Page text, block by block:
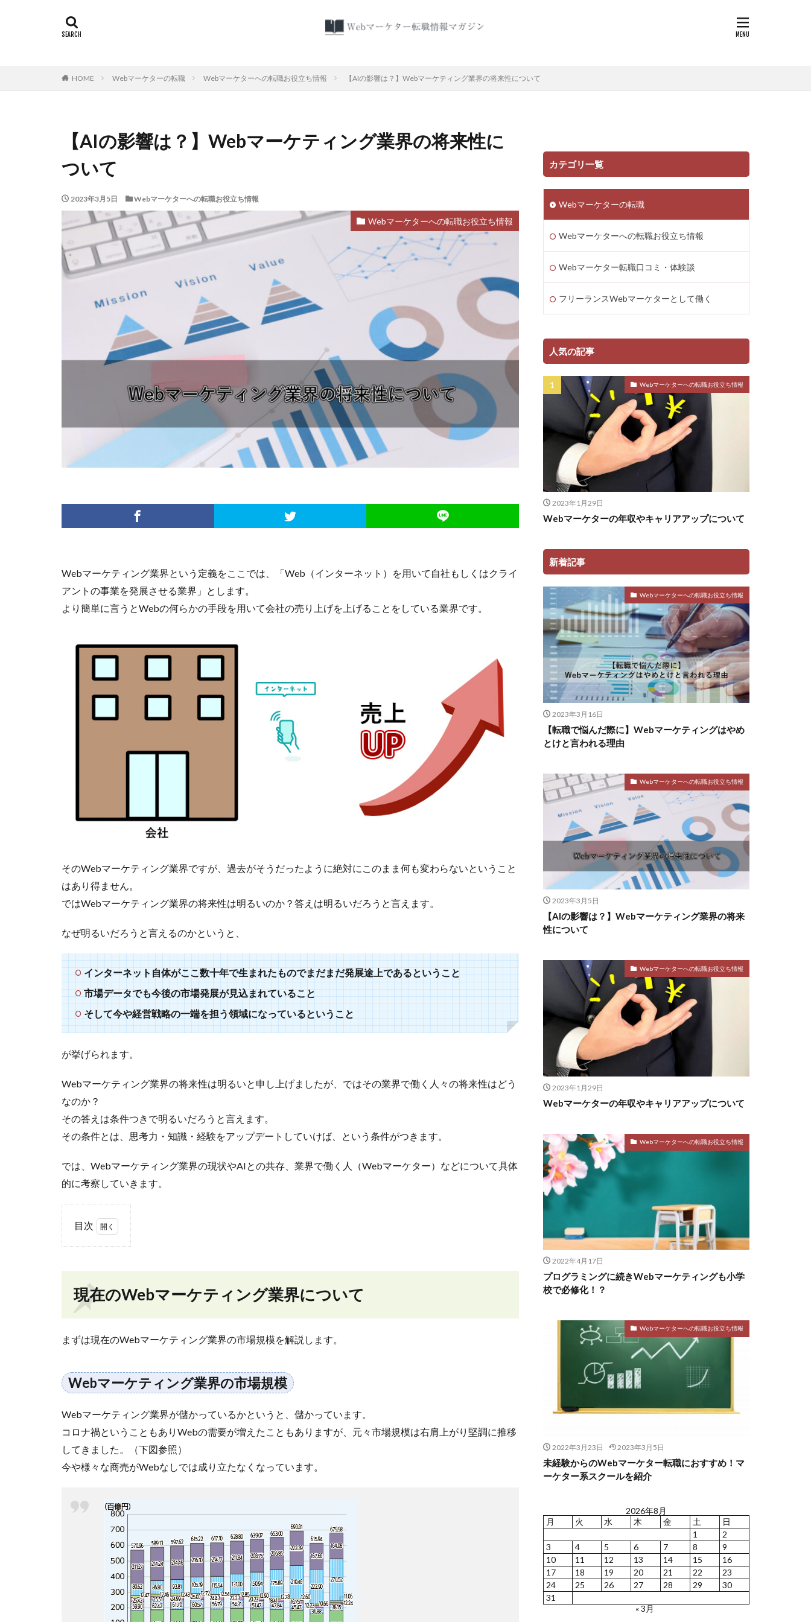
HOME Webマーケターの転職 Webマーケターへの転職お役立ち情報 【AIの影響は？】Webマーケティング業界の将来性について
【AIの影響は？】Webマーケティング業界の将来性に
ついて
2023年3月5日 Webマーケターへの転職お役立ち情報
Webマーケターへの転職お役立ち情報
Webマーケティング業界という定義をここでは、「Web（インターネット）を用いて自社もしくはクライ
アントの事業を発展させる業界」とします。
より簡単に言うとWebの何らかの手段を用いて会社の売り上げを上げることをしている業界です。
そのWebマーケティング業界ですが、過去がそうだったように絶対にこのまま何も変わらないということ
はあり得ません。
ではWebマーケティング業界の将来性は明るいのか？答えは明るいだろうと言えます。
なぜ明るいだろうと言えるのかというと、
インターネット自体がここ数十年で生まれたものでまだまだ発展途上であるということ
市場データでも今後の市場発展が見込まれていること
そして今や経営戦略の一端を担う領域になっているということ
が挙げられます。
Webマーケティング業界の将来性は明るいと申し上げましたが、ではその業界で働く人々の将来性はどう
なのか？
その答えは条件つきで明るいだろうと言えます。
その条件とは、思考力・知識・経験をアップデートしていけば、という条件がつきます。
では、Webマーケティング業界の現状やAIとの共存、業界で働く人（Webマーケター）などについて具体
的に考察していきます。
目次
の
Web
マー
ケテ
ィン
界に
て
1.1
マー
ケテ
ィン
グ業
界の
現在のWebマーケティング業界について
まずは現在のWebマーケティング業界の市場規模を解説します。
Webマーケティング業界の市場規模
Webマーケティング業界が儲かっているかというと、儲かっています。
コロナ禍ということもありWebの需要が増えたこともありますが、元々市場規模は右肩上がり堅調に推移
してきました。（下図参照）
今や様々な商売がWebなしでは成り立たなくなっています。
カテゴリ一覧
Webマーケターの転職
Webマーケターへの転職お役立ち情報
Webマーケター転職口コミ・体験談
フリーランスWebマーケターとして働く
人気の記事
Webマーケターへの転職お役立ち情報
2023年1月29日
Webマーケターの年収やキャリアアップについて
新着記事
Webマーケターへの転職お役立ち情報
2023年3月16日
【転職で悩んだ際に】Webマーケティングはやめ
とけと言われる理由
Webマーケターへの転職お役立ち情報
2023年3月5日
【AIの影響は？】Webマーケティング業界の将来
性について
Webマーケターへの転職お役立ち情報
2023年1月29日
Webマーケターの年収やキャリアアップについて
Webマーケターへの転職お役立ち情報
2022年4月17日
プログラミングに続きWebマーケティングも小学
校で必修化！？
Webマーケターへの転職お役立ち情報
2022年3月23日 2023年3月5日
未経験からのWebマーケター転職におすすめ！マ
ーケター系スクールを紹介
2026年8月
月
火 水 木 金 土
日
1
2
3
4 5 6 7 8
9
10
11 12 13 14 15
16
17
18 19 20 21 22
23
24
25 26 27 28 29
30
31
« 3月